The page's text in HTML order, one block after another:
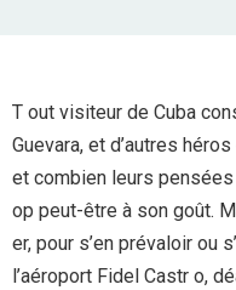
T out visiteur de Cuba
Guevara, et d’autres
et combien leurs
op peut-être à son goût.
er, pour s’en prévaloir ou
l’aéroport Fidel Castr o,